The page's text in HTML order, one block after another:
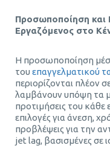
Προσωποποίηση και
Εργαζόμενος στο
Η προσωποποίηση
του επαγγελματικού
περιορίζονται πλέον
λαμβάνουν υπόψη τα
προτιμήσεις του κάθε
επιλογές για άνεση,
προβλέψεις για την
jet lag, βασισμένες σε